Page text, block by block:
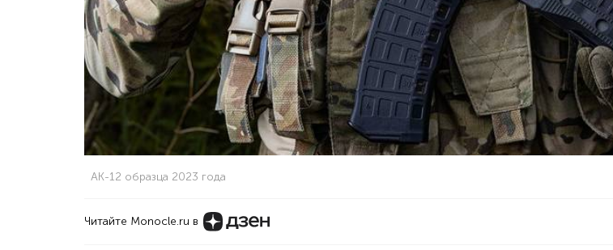
АК-12 образца 2023 года
Читайте Monocle.ru в